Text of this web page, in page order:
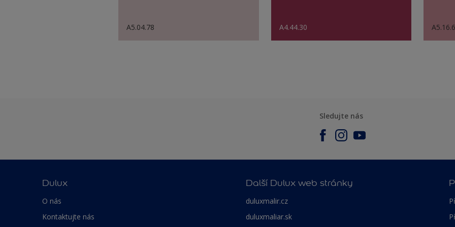
A5.04.78 A4.44.30
Sledujte nás
Dulux
O nás
Kontaktujte nás
Další Dulux web stránky
duluxmalir.cz
duluxmaliar.sk